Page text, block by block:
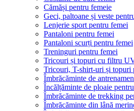
Cămăși pentru femeie
Geci, paltoane și veste
Lenjerie sport pentru femei
Pantaloni pentru femei
Pantaloni scurți pentru femei
Treninguri pentru femei
Tricouri și topuri cu filtru
Tricouri, T-shirt-uri și topuri
Îmbrăcăminte de
Încălțăminte de ploaie
Îmbrăcăminte de trekking
Îmbrăcăminte din lână